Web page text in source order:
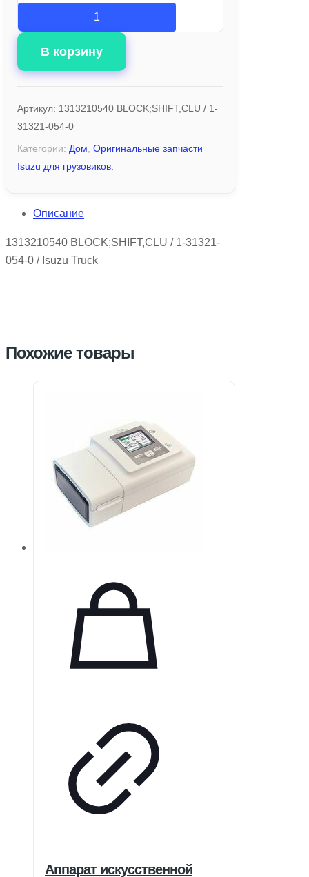
В корзину
Артикул: 1313210540 BLOCK;SHIFT,CLU / 1-
31321-054-0
Категории: Дом Оригинальные запчасти
Isuzu для грузовиков.
Описание
1313210540 BLOCK;SHIFT,CLU / 1-31321-
054-0 / Isuzu Truck
Похожие товары
Аппарат искусственной